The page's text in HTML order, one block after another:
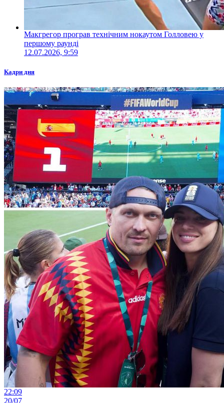
Макгрегор програв технічним нокаутом Голловею у
першому раунді
12.07.2026, 9:59
Кадри дня
22:09
20/07